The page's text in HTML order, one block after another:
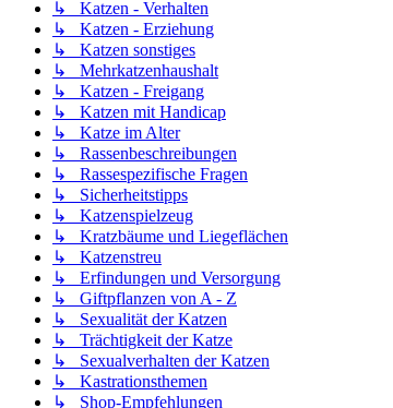
↳ Katzen - Verhalten
↳ Katzen - Erziehung
↳ Katzen sonstiges
↳ Mehrkatzenhaushalt
↳ Katzen - Freigang
↳ Katzen mit Handicap
↳ Katze im Alter
↳ Rassenbeschreibungen
↳ Rassespezifische Fragen
↳ Sicherheitstipps
↳ Katzenspielzeug
↳ Kratzbäume und Liegeflächen
↳ Katzenstreu
↳ Erfindungen und Versorgung
↳ Giftpflanzen von A - Z
↳ Sexualität der Katzen
↳ Trächtigkeit der Katze
↳ Sexualverhalten der Katzen
↳ Kastrationsthemen
↳ Shop-Empfehlungen